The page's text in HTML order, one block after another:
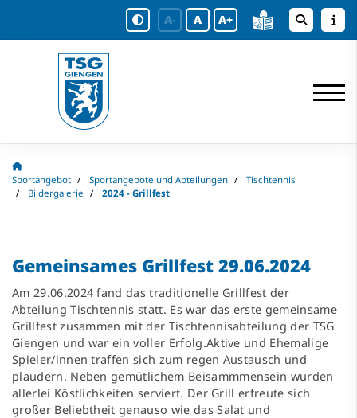
A- A A+
Sportangebot Sportangebote und Abteilungen
Tischtennis
Bildergalerie
2024 - Grillfest
Gemeinsames Grillfest 29.06.2024
Am 29.06.2024 fand das traditionelle Grillfest der
Abteilung Tischtennis statt. Es war das erste gemeinsame
Grillfest zusammen mit der Tischtennisabteilung der TSG
Giengen und war ein voller Erfolg.Aktive und Ehemalige
Spieler/innen traffen sich zum regen Austausch und
plaudern. Neben gemütlichem Beisammmensein wurden
allerlei Köstlichkeiten serviert. Der Grill erfreute sich
großer Beliebtheit genauso wie das Salat und